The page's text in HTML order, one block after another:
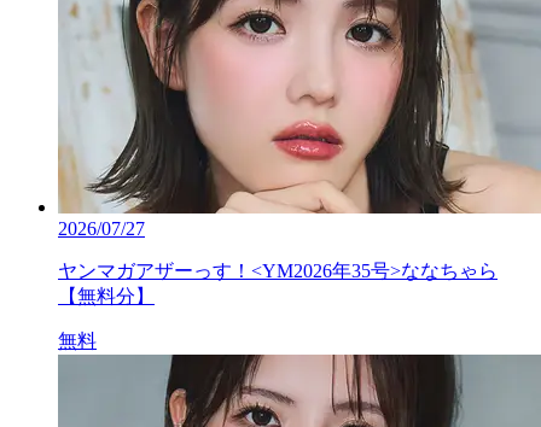
2026/07/27
ヤンマガアザーっす！<YM2026年35号>ななちゃら
【無料分】
無料